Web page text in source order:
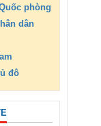
phòng
dân
đô